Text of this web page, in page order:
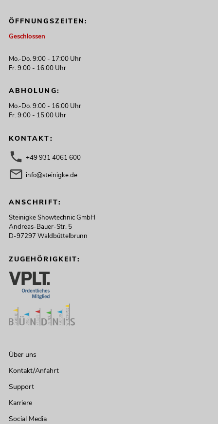
ÖFFNUNGSZEITEN:
Geschlossen
Mo.-Do. 9:00 - 17:00 Uhr
Fr. 9:00 - 16:00 Uhr
ABHOLUNG:
Mo.-Do. 9:00 - 16:00 Uhr
Fr. 9:00 - 15:00 Uhr
KONTAKT:
+49 931 4061 600
info@steinigke.de
ANSCHRIFT:
Steinigke Showtechnic GmbH
Andreas-Bauer-Str. 5
D-97297 Waldbüttelbrunn
ZUGEHÖRIGKEIT:
Über uns
Kontakt/Anfahrt
Support
Karriere
Social Media